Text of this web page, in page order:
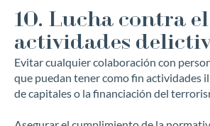
10. Lucha contra
actividades
Evitar cualquier colaboración con
que puedan tener como fin actividades
de capitales o la financiación del